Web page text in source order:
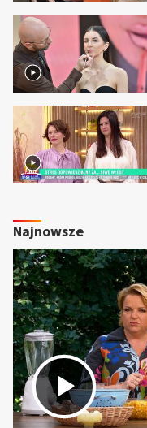
Najnowsze